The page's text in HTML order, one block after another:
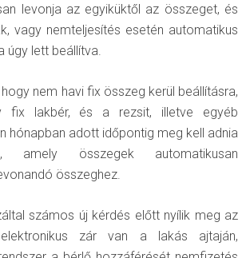
levonja az egyiküktől az összeget, és
vagy nemteljesítés esetén automatikus
úgy lett beállítva.
nem havi fix összeg kerül beállításra,
fix lakbér, és a rezsit, illetve egyéb
hónapban adott időpontig meg kell adnia
amely összegek automatikusan
összeghez.
számos új kérdés előtt nyílik meg az
zár van a lakás ajtaján,